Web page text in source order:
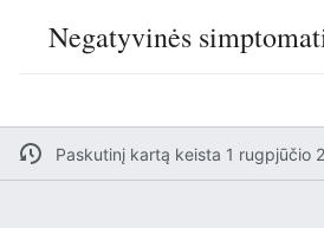
Negatyvinės
Paskutinį kartą keista 1 rugpjūčio